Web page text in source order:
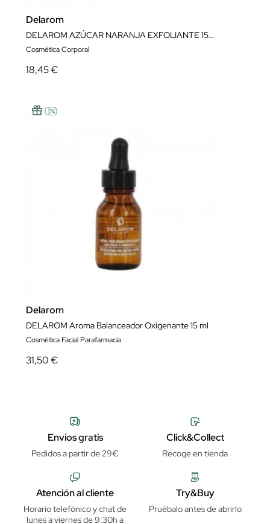
Delarom
DELAROM AZÚCAR NARANJA EXFOLIANTE 150ML
Cosmética Corporal
18,45 €
Delarom
DELAROM Aroma Balanceador Oxigenante 15 ml
Cosmética Facial Parafarmacia
31,50 €
Envíos gratis
Pedidos a partir de 29€
Click&Collect
Recoge en tienda
Atención al cliente
Horario telefónico y chat de
lunes a viernes de 9:30h a
Try&Buy
Pruébalo antes de abrirlo